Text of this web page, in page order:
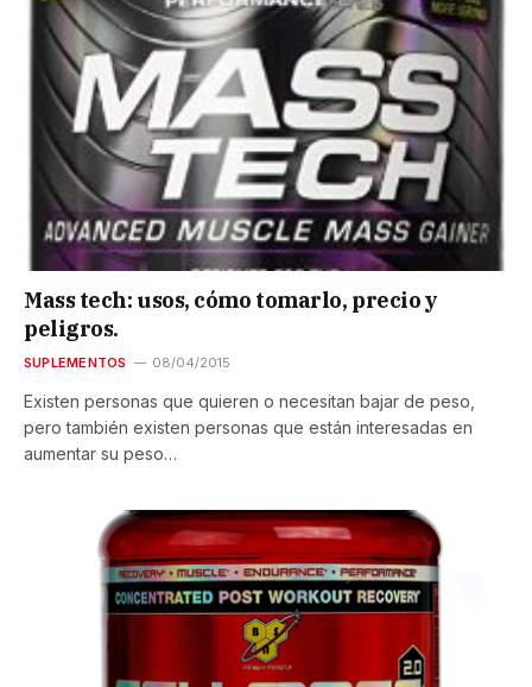
Mass tech: usos, cómo tomarlo, precio y
peligros.
SUPLEMENTOS 08/04/2015
Existen personas que quieren o necesitan bajar de peso,
pero también existen personas que están interesadas en
aumentar su peso…